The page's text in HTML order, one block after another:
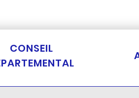
CONSEIL